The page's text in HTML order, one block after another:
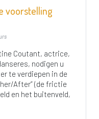
voorstelling
Coutant, actrice,
nodigen u
te verdiepen in de
After” (de frictie
en het buitenveld,